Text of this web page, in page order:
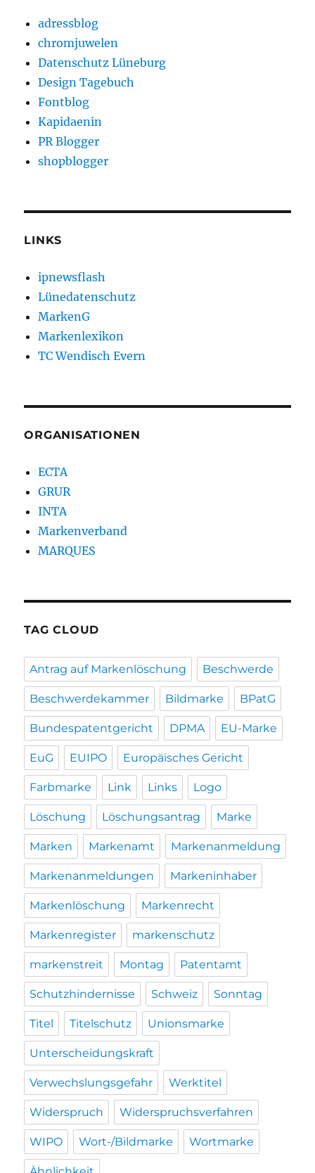
adressblog
chromjuwelen
Datenschutz Lüneburg
Design Tagebuch
Fontblog
Kapidaenin
PR Blogger
shopblogger
LINKS
ipnewsflash
Lünedatenschutz
MarkenG
Markenlexikon
TC Wendisch Evern
ORGANISATIONEN
ECTA
GRUR
INTA
Markenverband
MARQUES
TAG CLOUD
Antrag auf Markenlöschung Beschwerde
Beschwerdekammer Bildmarke BPatG
Bundespatentgericht DPMA EU-Marke
EuG EUIPO Europäisches Gericht
Farbmarke Link Links Logo
Löschung Löschungsantrag Marke
Marken Markenamt Markenanmeldung
Markenanmeldungen Markeninhaber
Markenlöschung Markenrecht
Markenregister markenschutz
markenstreit Montag Patentamt
Schutzhindernisse Schweiz Sonntag
Titel Titelschutz Unionsmarke
Unterscheidungskraft
Verwechslungsgefahr Werktitel
Widerspruch Widerspruchsverfahren
WIPO Wort-/Bildmarke Wortmarke